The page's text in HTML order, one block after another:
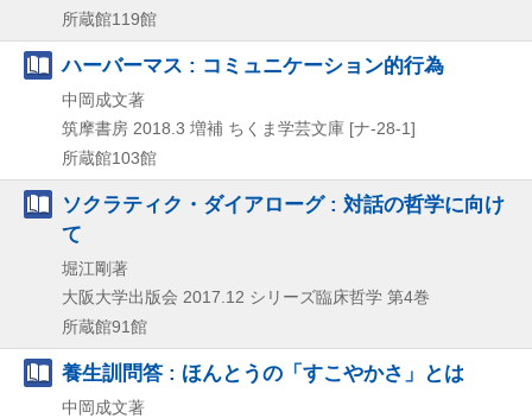
所蔵館119館
ハーバーマス : コミュニケーション的行為
中岡成文著
筑摩書房 2018.3 増補 ちくま学芸文庫 [ナ-28-1]
所蔵館103館
ソクラティク・ダイアローグ : 対話の哲学に向け
て
堀江剛著
大阪大学出版会 2017.12 シリーズ臨床哲学 第4巻
所蔵館91館
養生訓問答 : ほんとうの「すこやかさ」とは
中岡成文著